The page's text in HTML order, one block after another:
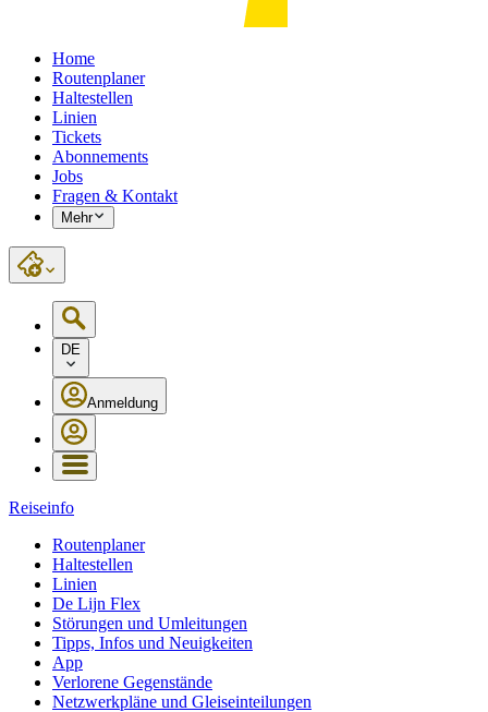
Home
Routenplaner
Haltestellen
Linien
Tickets
Abonnements
Jobs
Fragen & Kontakt
Mehr
DE
Anmeldung
Reiseinfo
Routenplaner
Haltestellen
Linien
De Lijn Flex
Störungen und Umleitungen
Tipps, Infos und Neuigkeiten
App
Verlorene Gegenstände
Netzwerkpläne und Gleiseinteilungen